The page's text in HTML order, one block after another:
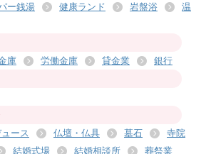
ー銭湯 健康ランド 岩盤浴
温
庫 労働金庫 貸金業 銀行
ース 仏壇・仏具 墓石
寺院
結婚式場 結婚相談所
葬祭業